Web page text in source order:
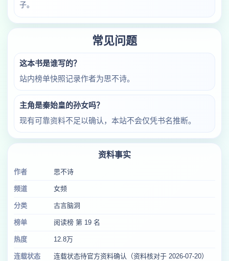
子。
常见问题
这本书是谁写的？
站内榜单快照记录作者为思不诗。
主角是秦始皇的孙女吗？
现有可靠资料不足以确认，本站不会仅凭书名推断。
资料事实
作者 思不诗
频道 女频
分类 古言脑洞
榜单 阅读榜 第 19 名
热度 12.8万
连载状态 连载状态待官方资料确认（资料核对于 2026-07-20）